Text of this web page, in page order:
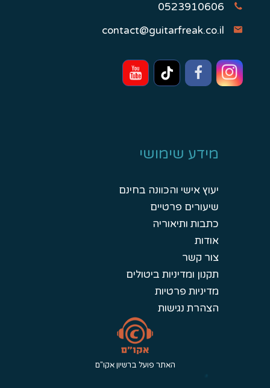
0523910606
contact@guitarfreak.co.il
מידע שימושי
יעוץ אישי והכוונה בחינם
שיעורים פרטיים
כתבות ותיאוריה
אודות
צור קשר
תקנון ומדיניות ביטולים
מדיניות פרטיות
הצהרת נגישות
האתר פועל ברשיון אקו"ם